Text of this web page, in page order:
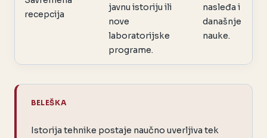
recepcija
javnu istoriju ili
nove
laboratorijske
programe.
nasleđa i
današnje
nauke.
BELEŠKA
Istorija tehnike postaje naučno uverljiva tek